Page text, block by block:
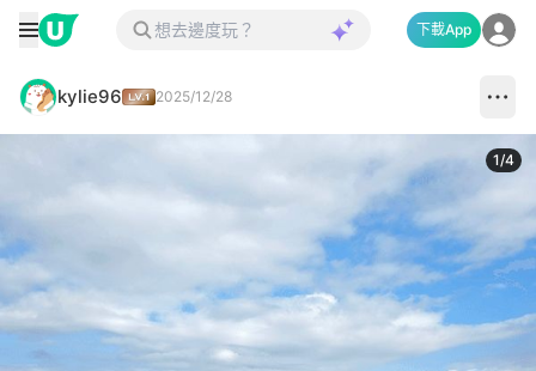
下載App
kylie96 2025/12/28
1/4